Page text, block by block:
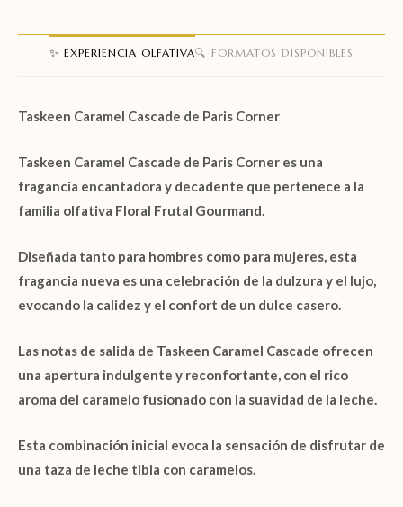
✨ EXPERIENCIA OLFATIVA🔍 FORMATOS DISPONIBLES
Taskeen Caramel Cascade de Paris Corner
Taskeen Caramel Cascade de Paris Corner es una
fragancia encantadora y decadente que pertenece a la
familia olfativa Floral Frutal Gourmand.
Diseñada tanto para hombres como para mujeres, esta
fragancia nueva es una celebración de la dulzura y el lujo,
evocando la calidez y el confort de un dulce casero.
Las notas de salida de Taskeen Caramel Cascade ofrecen
una apertura indulgente y reconfortante, con el rico
aroma del caramelo fusionado con la suavidad de la leche.
Esta combinación inicial evoca la sensación de disfrutar de
una taza de leche tibia con caramelos.